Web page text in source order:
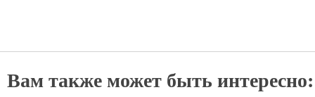
Вам также может быть интересно: